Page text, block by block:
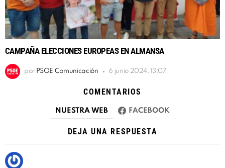
CAMPAÑA ELECCIONES EUROPEAS EN ALMANSA
por PSOE Comunicación 6 junio 2024, 13:07
COMENTARIOS
NUESTRA WEB FACEBOOK
DEJA UNA RESPUESTA